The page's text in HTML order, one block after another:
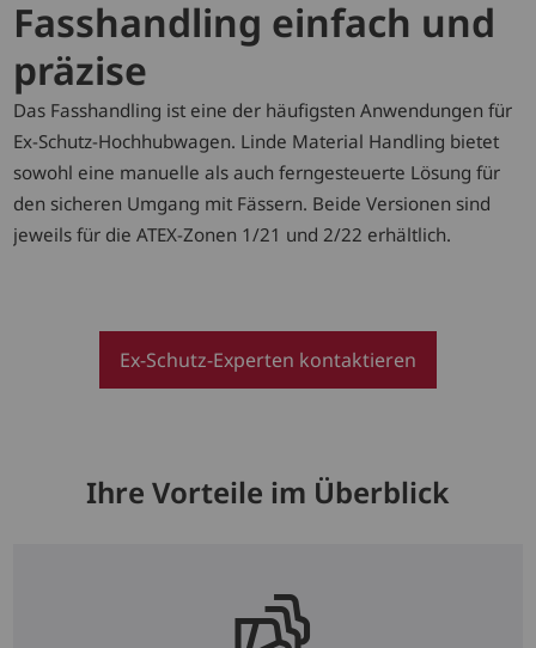
Fasshandling einfach und
präzise
Das Fasshandling ist eine der häufigsten Anwendungen für
Ex-Schutz-Hochhubwagen. Linde Material Handling bietet
sowohl eine manuelle als auch ferngesteuerte Lösung für
den sicheren Umgang mit Fässern. Beide Versionen sind
jeweils für die ATEX-Zonen 1/21 und 2/22 erhältlich.
Ex-Schutz-Experten kontaktieren
Ihre Vorteile im Überblick